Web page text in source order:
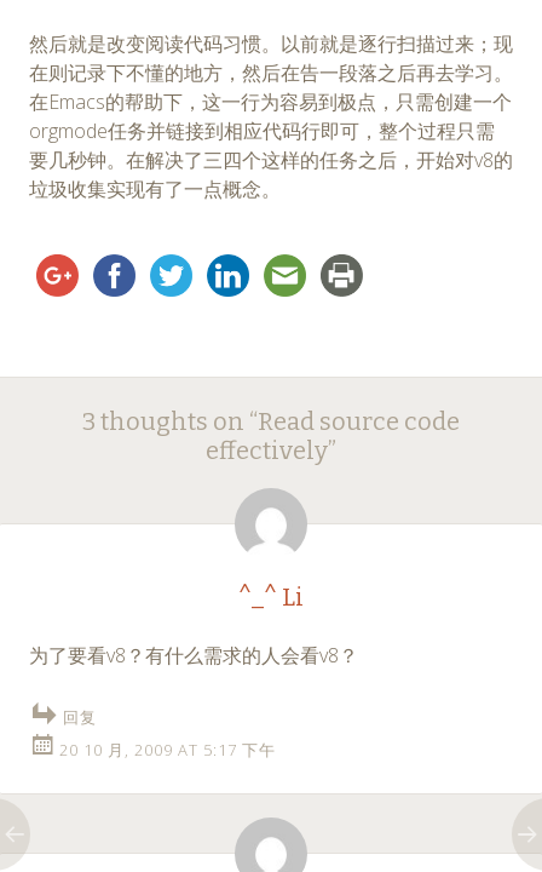
然后就是改变阅读代码习惯。以前就是逐行扫描过来；现
在则记录下不懂的地方，然后在告一段落之后再去学习。
在Emacs的帮助下，这一行为容易到极点，只需创建一个
orgmode任务并链接到相应代码行即可，整个过程只需
要几秒钟。在解决了三四个这样的任务之后，开始对v8的
垃圾收集实现有了一点概念。
Post
navigation
3 thoughts on “Read source code
effectively”
^_^ Li
为了要看v8？有什么需求的人会看v8？
回复
20 10 月, 2009 AT 5:17 下午